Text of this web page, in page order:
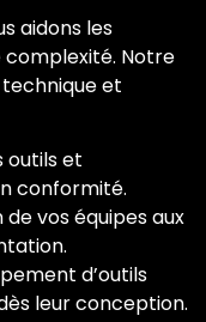
aidons les
Notre
et
outils et
conformité.
vos équipes aux
d’outils
leur conception.